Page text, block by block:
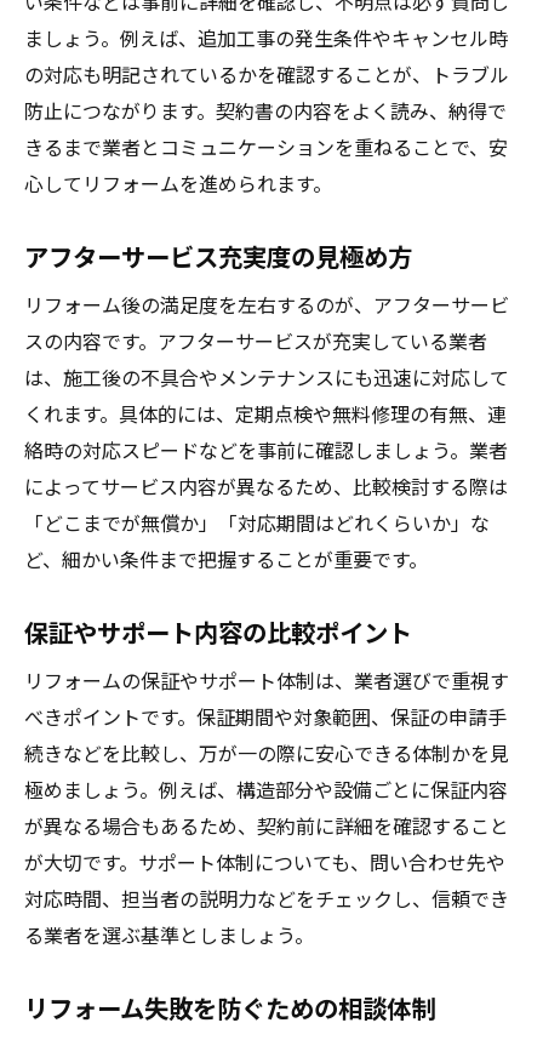
ましょう。例えば、追加工事の発生条件やキャンセル時
の対応も明記されているかを確認することが、トラブル
防止につながります。契約書の内容をよく読み、納得で
きるまで業者とコミュニケーションを重ねることで、安
心してリフォームを進められます。
アフターサービス充実度の見極め方
リフォーム後の満足度を左右するのが、アフターサービ
スの内容です。アフターサービスが充実している業者
は、施工後の不具合やメンテナンスにも迅速に対応して
くれます。具体的には、定期点検や無料修理の有無、連
絡時の対応スピードなどを事前に確認しましょう。業者
によってサービス内容が異なるため、比較検討する際は
「どこまでが無償か」「対応期間はどれくらいか」な
ど、細かい条件まで把握することが重要です。
保証やサポート内容の比較ポイント
リフォームの保証やサポート体制は、業者選びで重視す
べきポイントです。保証期間や対象範囲、保証の申請手
続きなどを比較し、万が一の際に安心できる体制かを見
極めましょう。例えば、構造部分や設備ごとに保証内容
が異なる場合もあるため、契約前に詳細を確認すること
が大切です。サポート体制についても、問い合わせ先や
対応時間、担当者の説明力などをチェックし、信頼でき
る業者を選ぶ基準としましょう。
リフォーム失敗を防ぐための相談体制